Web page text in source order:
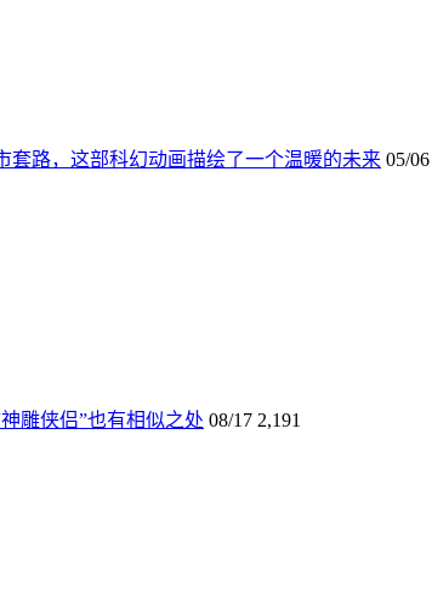
套路，这部科幻动画描绘了一个温暖的未来 05/06
雕侠侣”也有相似之处 08/17 2,191